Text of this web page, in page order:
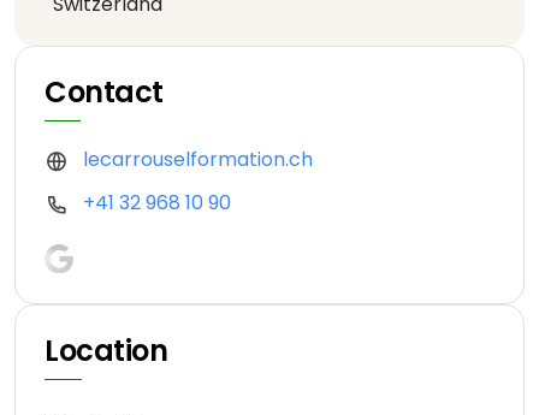
Contact
lecarrouselformation.ch
+41 32 968 10 90
Location